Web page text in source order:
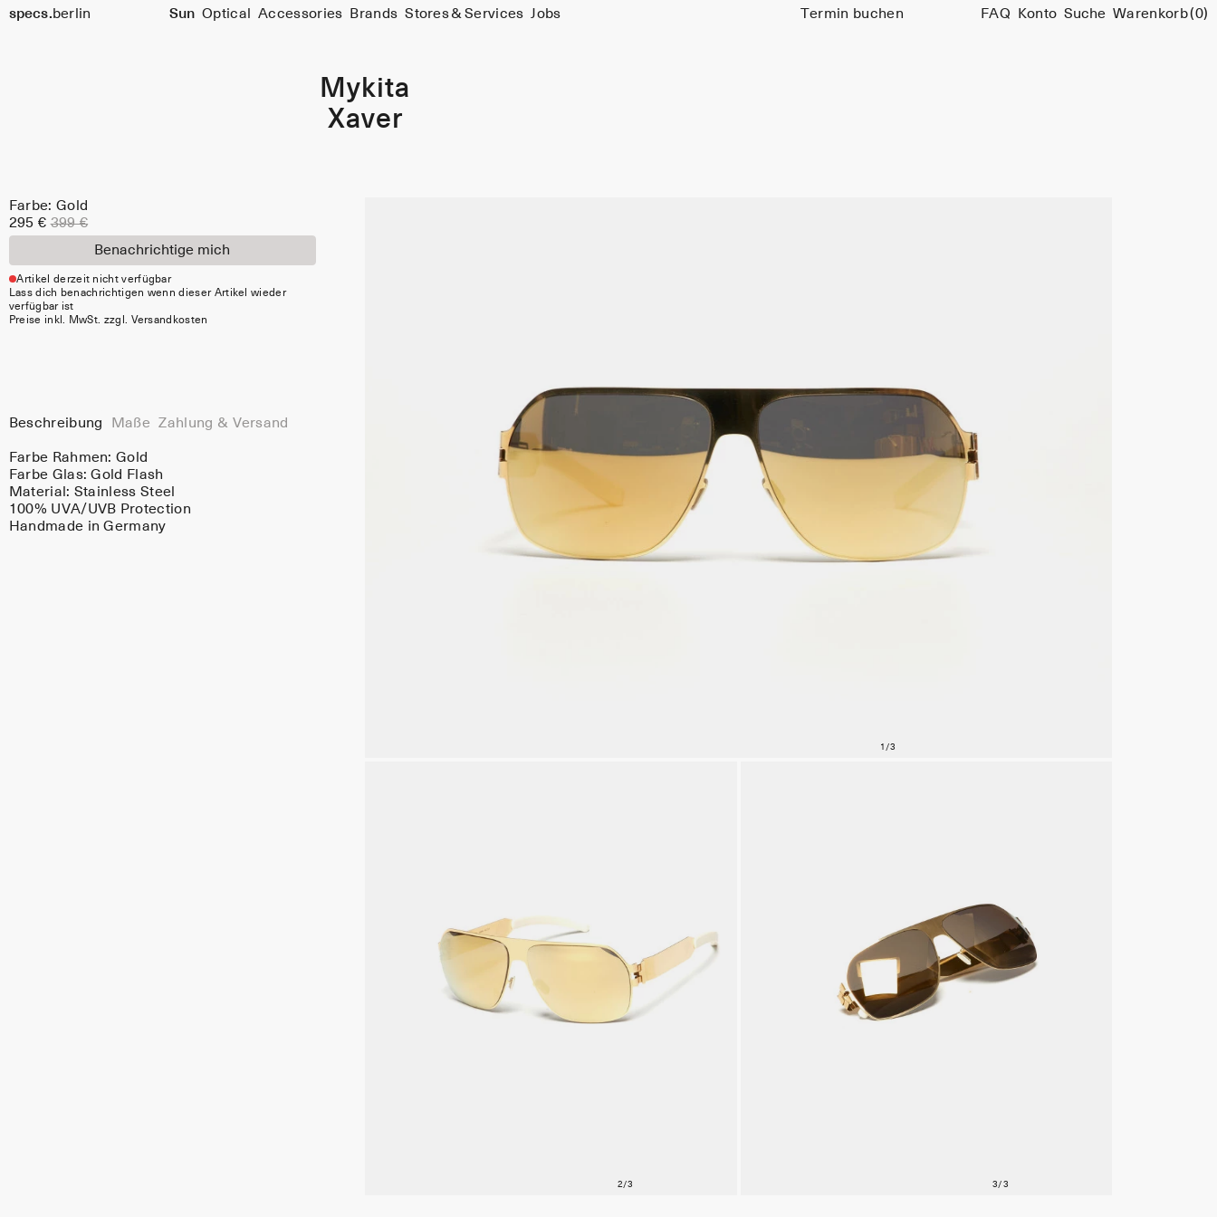
specs. berlin Sun Optical Accessories Brands Stores & Services Jobs Termin buchen FAQ Konto Suche Warenkorb(0)
Mykita
Xaver
Farbe:
Farbe: Gold
295 €399 €
Benachrichtige mich
Artikel derzeit nicht verfügbar
Lass dich benachrichtigen wenn dieser Artikel wieder
verfügbar ist
Preise inkl. MwSt. zzgl. Versandkosten
Beschreibung Maße Zahlung & Versand
Farbe Rahmen:Gold
Farbe Glas:Gold Flash
Material: Stainless Steel
100% UVA/UVB Protection
Handmade in Germany